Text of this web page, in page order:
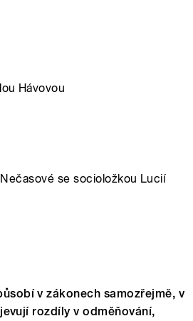
Hávovou
se socioložkou Lucií
v zákonech samozřejmě, v
rozdíly v odměňování,